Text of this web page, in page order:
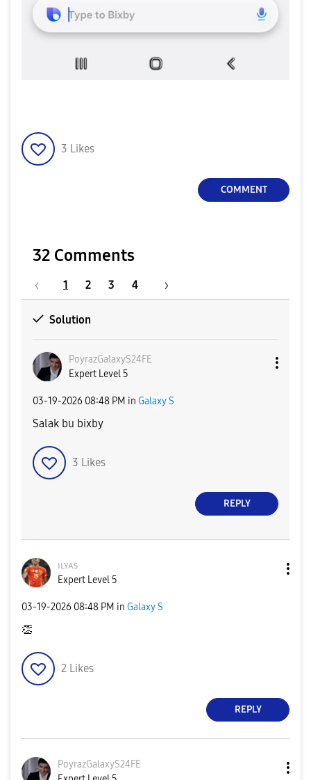
3 Likes
COMMENT
32 Comments
1 2 3 4
Solution
PoyrazGalaxyS24FE
Expert Level 5
‎03-19-2026 08:48 PM in Galaxy S
Salak bu bixby
3 Likes
REPLY
ɪʟʏᴀs
Expert Level 5
‎03-19-2026 08:48 PM in Galaxy S
👏
2 Likes
REPLY
PoyrazGalaxyS24FE